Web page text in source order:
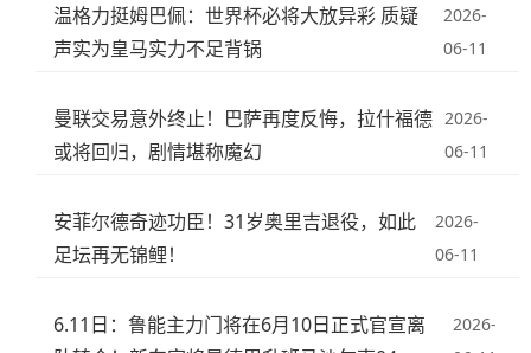
温格力挺姆巴佩：世界杯必将大放异彩 质疑
声实为皇马实力不足背锅
2026-
06-11
曼联交易意外终止！巴萨再度反悔，拉什福德
或将回归，剧情堪称魔幻
2026-
06-11
安菲尔德奇迹功臣！31岁奥里吉退役，如此
足坛再无锦鲤！
2026-
06-11
6.11日：鲁能主力门将在6月10日正式官宣离
2026-